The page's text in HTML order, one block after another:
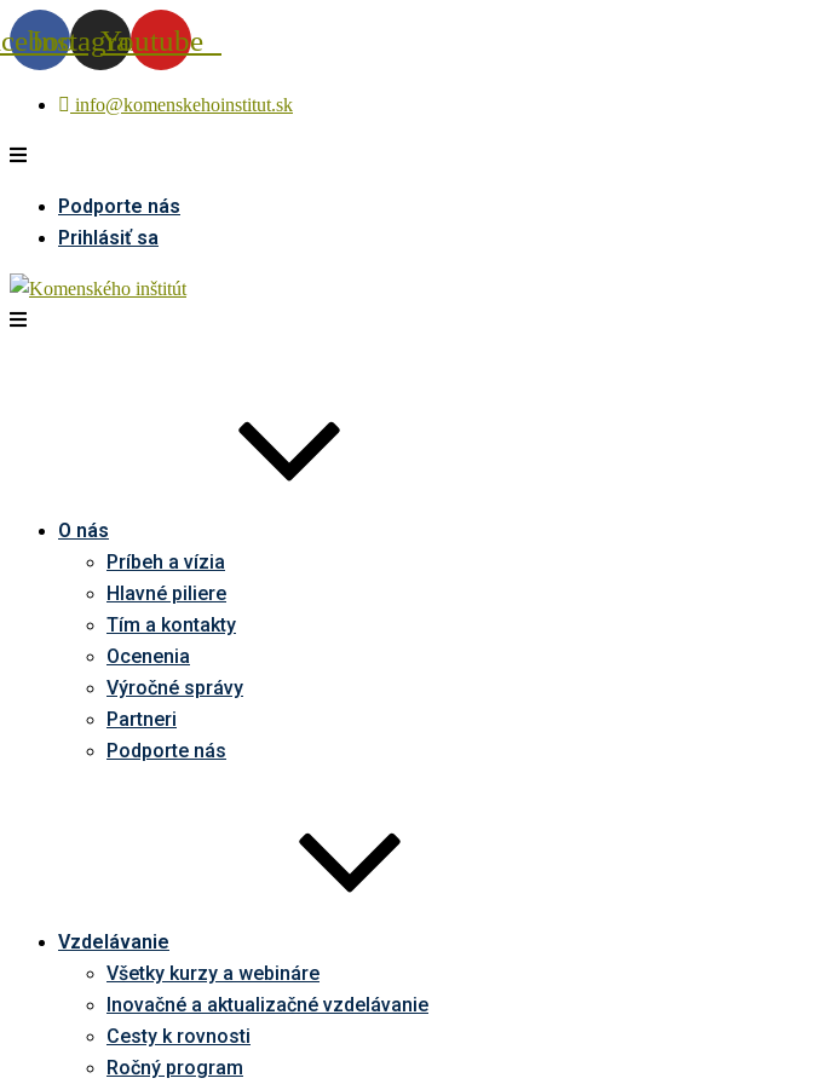
InstagramYoutube
info@komenskehoinstitut.sk
Podporte nás
Prihlásiť sa
O nás
Príbeh a vízia
Hlavné piliere
Tím a kontakty
Ocenenia
Výročné správy
Partneri
Podporte nás
Vzdelávanie
Všetky kurzy a webináre
Inovačné a aktualizačné vzdelávanie
Cesty k rovnosti
Ročný program